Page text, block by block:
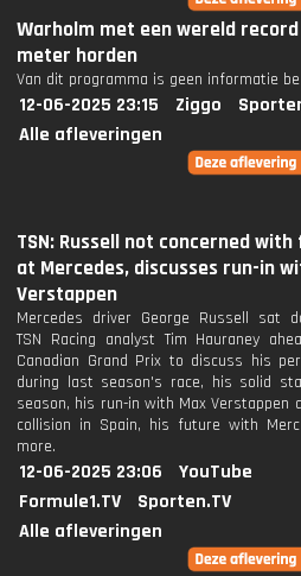
Warholm met een wereld
meter horden
Van dit programma is geen informatie
12-06-2025 23:15 Ziggo
Alle afleveringen
TSN: Russell not concerned
at Mercedes, discusses run-in
Verstappen
Mercedes driver George Russell sat
TSN Racing analyst Tim Hauraney
Canadian Grand Prix to discuss his
during last season's race, his solid
season, his run-in with Max Verstappen
collision in Spain, his future with
more.
12-06-2025 23:06
YouTube
Formule1.TV
Sporten.TV
Alle afleveringen